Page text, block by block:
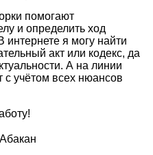
помогают
и определить ход
интернете я могу найти
акт или кодекс, да
А на линии
с учётом всех нюансов